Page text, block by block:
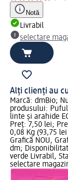
Notă
Livrabil
selectare
Alți clienți au
Marcă: dmBio;
produsului:
linte și arahide
Preț: 7,50 lei;
0,08 Kg (93,75 lei
Grafică NOU,
dm;
verde Livrabil,
selectare